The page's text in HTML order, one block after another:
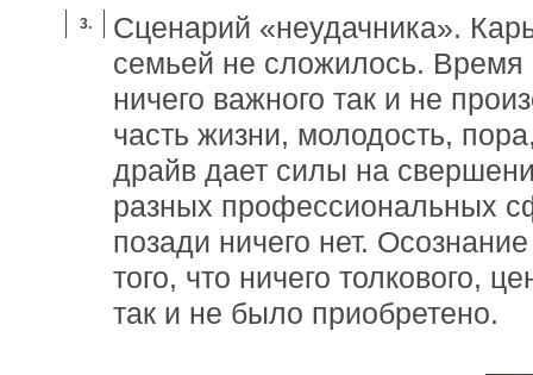
Сценарий «неудачника».
семьей не сложилось.
ничего важного так и не
часть жизни, молодость,
драйв дает силы на
разных профессиональных
позади ничего нет.
того, что ничего толкового,
так и не было приобретено.